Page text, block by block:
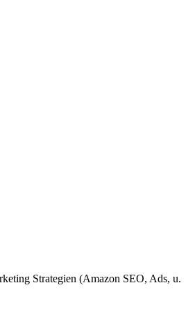
Strategien (Amazon SEO, Ads, u.